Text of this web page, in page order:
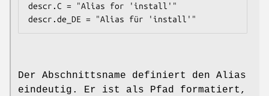
descr.C = "Alias for 'install'"
Der Abschnittsname definiert den Alias
eindeutig. Er ist als Pfad formatiert,